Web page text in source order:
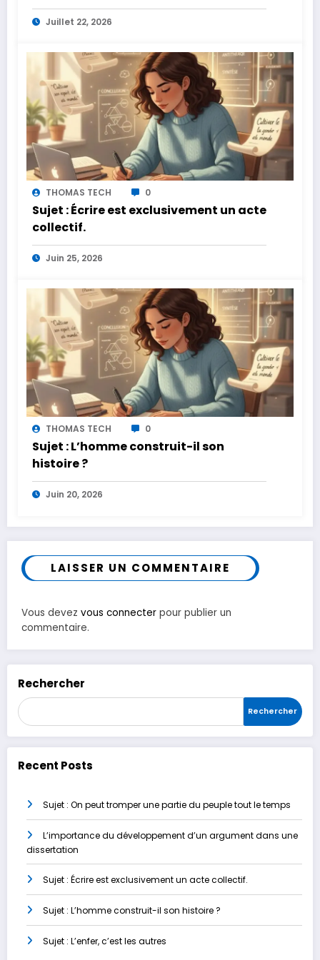
Juillet 22, 2026
THOMAS TECH 0
Sujet : Écrire est exclusivement un acte
collectif.
Juin 25, 2026
THOMAS TECH 0
Sujet : L’homme construit-il son
histoire ?
Juin 20, 2026
LAISSER UN COMMENTAIRE
Vous devez vous connecter pour publier un
commentaire.
Rechercher
Rechercher
Recent Posts
Sujet : On peut tromper une partie du peuple tout le temps
L’importance du développement d’un argument dans une
dissertation
Sujet : Écrire est exclusivement un acte collectif.
Sujet : L’homme construit-il son histoire ?
Sujet : L’enfer, c’est les autres